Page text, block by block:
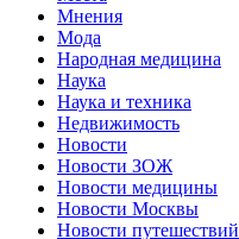
Мнения
Мода
Народная медицина
Наука
Наука и техника
Недвижимость
Новости
Новости ЗОЖ
Новости медицины
Новости Москвы
Новости путешествий